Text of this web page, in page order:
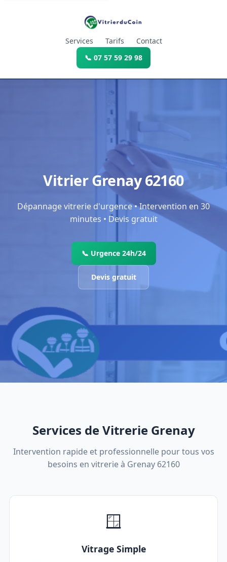
Services Tarifs
Contact
📞 07 57 59 29 98
Vitrier Grenay 62160
Dépannage vitrerie d'urgence • Intervention en 30
minutes • Devis gratuit
📞 Urgence 24h/24
Devis gratuit
Services de Vitrerie Grenay
Intervention rapide et professionnelle pour tous vos
besoins en vitrerie à Grenay 62160
🪟
Vitrage Simple